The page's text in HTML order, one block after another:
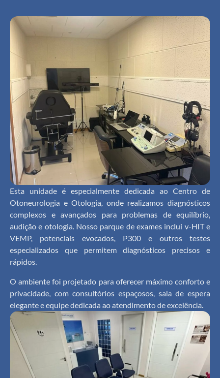
Esta unidade é especialmente dedicada ao Centro de
Otoneurologia e Otologia, onde realizamos diagnósticos
complexos e avançados para problemas de equilíbrio,
audição e otologia. Nosso parque de exames inclui v-HIT e
VEMP, potenciais evocados, P300 e outros testes
especializados que permitem diagnósticos precisos e
rápidos.
O ambiente foi projetado para oferecer máximo conforto e
privacidade, com consultórios espaçosos, sala de espera
elegante e equipe dedicada ao atendimento de excelência.